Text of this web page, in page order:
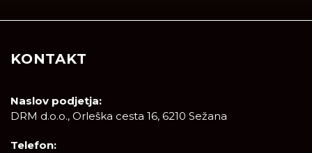
KONTAKT
Naslov podjetja:
DRM d.o.o., Orleška cesta 16, 6210 Sežana
Telefon: